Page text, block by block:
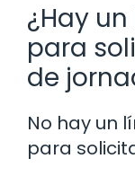
¿Hay
para
de
No hay un
para